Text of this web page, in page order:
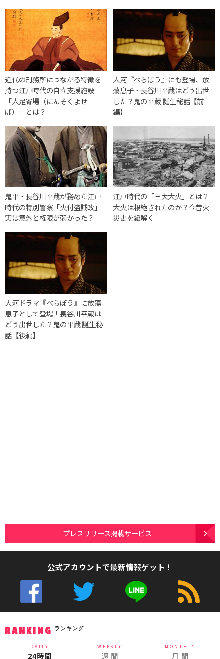
近代の刑務所につながる特徴を
持つ江戸時代の自立支援施設
「人足寄場（にんそくよせ
ば）」とは？
大河『べらぼう』にも登場、放
蕩息子・長谷川平蔵はどう出世
した？鬼の平蔵 誕生秘話【前
編】
鬼平・長谷川平蔵が務めた江戸
時代の特別警察「火付盗賊改」
実は意外と権限が弱かった？
江戸時代の「三大大火」とは？
大火は根絶されたのか？今昔火
災史を紐解く
大河ドラマ『べらぼう』に放蕩
息子として登場！長谷川平蔵は
どう出世した？鬼の平蔵 誕生秘
話【後編】
プレスリリース掲載サービス
公式アカウントで最新情報ゲット！
RANKING ランキング
DAILY
24時間
WEEKLY
週 間
MONTHLY
月 間